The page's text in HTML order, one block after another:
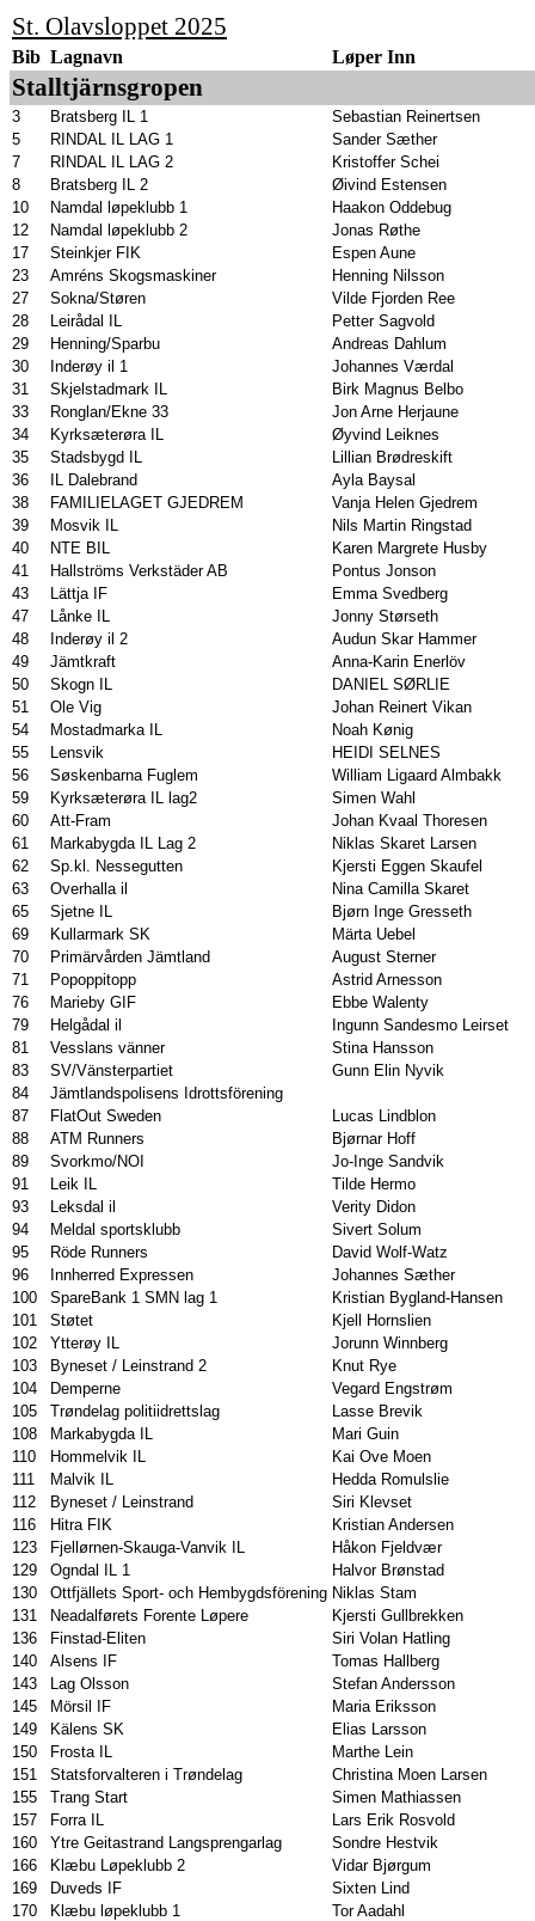
St. Olavsloppet 2025
Bib Lagnavn Løper Inn
Stalltjärnsgropen
3 Bratsberg IL 1
Sebastian Reinertsen
5
RINDAL IL LAG 1
Sander Sæther
7
RINDAL IL LAG 2
Kristoffer Schei
8
Bratsberg IL 2
Øivind Estensen
10
Namdal løpeklubb 1
Haakon Oddebug
12
Namdal løpeklubb 2
Jonas Røthe
17
Steinkjer FIK
Espen Aune
23
Amréns Skogsmaskiner
Henning Nilsson
27
Sokna/Støren
Vilde Fjorden Ree
28
Leirådal IL
Petter Sagvold
29
Henning/Sparbu
Andreas Dahlum
30
Inderøy il 1
Johannes Værdal
31
Skjelstadmark IL
Birk Magnus Belbo
33
Ronglan/Ekne 33
Jon Arne Herjaune
34
Kyrksæterøra IL
Øyvind Leiknes
35
Stadsbygd IL
Lillian Brødreskift
36
IL Dalebrand
Ayla Baysal
38
FAMILIELAGET GJEDREM
Vanja Helen Gjedrem
39
Mosvik IL
Nils Martin Ringstad
40
NTE BIL
Karen Margrete Husby
41
Hallströms Verkstäder AB
Pontus Jonson
43
Lättja IF
Emma Svedberg
47
Lånke IL
Jonny Størseth
48
Inderøy il 2
Audun Skar Hammer
49
Jämtkraft
Anna-Karin Enerlöv
50
Skogn IL
DANIEL SØRLIE
51
Ole Vig
Johan Reinert Vikan
54
Mostadmarka IL
Noah Kønig
55
Lensvik
HEIDI SELNES
56
Søskenbarna Fuglem
William Ligaard Almbakk
59
Kyrksæterøra IL lag2
Simen Wahl
60
Att-Fram
Johan Kvaal Thoresen
61
Markabygda IL Lag 2
Niklas Skaret Larsen
62
Sp.kl. Nessegutten
Kjersti Eggen Skaufel
63
Overhalla il
Nina Camilla Skaret
65
Sjetne IL
Bjørn Inge Gresseth
69
Kullarmark SK
Märta Uebel
70
Primärvården Jämtland
August Sterner
71
Popoppitopp
Astrid Arnesson
76
Marieby GIF
Ebbe Walenty
79
Helgådal il
Ingunn Sandesmo Leirset
81
Vesslans vänner
Stina Hansson
83
SV/Vänsterpartiet
Gunn Elin Nyvik
84
Jämtlandspolisens Idrottsförening
87
FlatOut Sweden
Lucas Lindblon
88
ATM Runners
Bjørnar Hoff
89
Svorkmo/NOI
Jo-Inge Sandvik
91
Leik IL
Tilde Hermo
93
Leksdal il
Verity Didon
94
Meldal sportsklubb
Sivert Solum
95
Röde Runners
David Wolf-Watz
96
Innherred Expressen
Johannes Sæther
100
SpareBank 1 SMN lag 1
Kristian Bygland-Hansen
101
Støtet
Kjell Hornslien
102
Ytterøy IL
Jorunn Winnberg
103
Byneset / Leinstrand 2
Knut Rye
104
Demperne
Vegard Engstrøm
105
Trøndelag politiidrettslag
Lasse Brevik
108
Markabygda IL
Mari Guin
110
Hommelvik IL
Kai Ove Moen
111
Malvik IL
Hedda Romulslie
112
Byneset / Leinstrand
Siri Klevset
116
Hitra FIK
Kristian Andersen
123
Fjellørnen-Skauga-Vanvik IL
Håkon Fjeldvær
129
Ogndal IL 1
Halvor Brønstad
130
Ottfjällets Sport- och Hembygdsförening Niklas Stam
131
Neadalførets Forente Løpere
Kjersti Gullbrekken
136
Finstad-Eliten
Siri Volan Hatling
140
Alsens IF
Tomas Hallberg
143
Lag Olsson
Stefan Andersson
145
Mörsil IF
Maria Eriksson
149
Kälens SK
Elias Larsson
150
Frosta IL
Marthe Lein
151
Statsforvalteren i Trøndelag
Christina Moen Larsen
155
Trang Start
Simen Mathiassen
157
Forra IL
Lars Erik Rosvold
160
Ytre Geitastrand Langsprengarlag
Sondre Hestvik
166
Klæbu Løpeklubb 2
Vidar Bjørgum
169
Duveds IF
Sixten Lind
170
Klæbu løpeklubb 1
Tor Aadahl